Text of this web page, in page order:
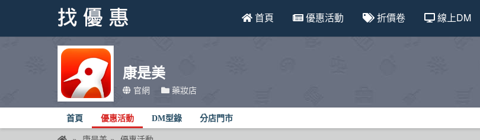
首頁 優惠活動 折價卷 線上DM
康是美
官網 藥妝店
首頁 優惠活動 DM型錄 分店門市
找優惠